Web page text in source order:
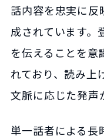
話内容を忠実に
成されています。
を伝えることを意
れており、読み上
文脈に応じた発声
単一話者による長